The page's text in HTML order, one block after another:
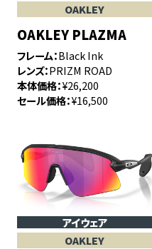
OAKLEY
OAKLEY PLAZMA
フレーム Black Ink
レンズ PRIZM ROAD
本体価格 ¥26,200
セール価格 ¥16,500
アイウェア
OAKLEY